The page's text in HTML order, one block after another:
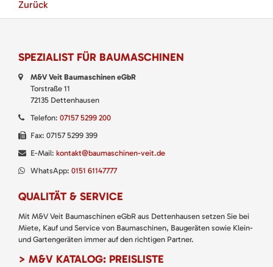
Zurück
SPEZIALIST FÜR BAUMASCHINEN
M&V Veit Baumaschinen eGbR
Torstraße 11
72135 Dettenhausen
Telefon: 07157 5299 200
Fax: 07157 5299 399
E-Mail: kontakt@baumaschinen-veit.de
WhatsApp: 0151 61147777
QUALITÄT & SERVICE
Mit M&V Veit Baumaschinen eGbR aus Dettenhausen setzen Sie bei
Miete, Kauf und Service von Baumaschinen, Baugeräten sowie Klein-
und Gartengeräten immer auf den richtigen Partner.
> M&V KATALOG: PREISLISTE